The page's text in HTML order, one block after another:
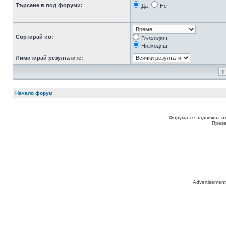
Търсене в под форуми: Да Не
Сортирай по:
Възходящ
Низходящ
Лимитирай резултатите:
Начало форум
Форума се задвижва